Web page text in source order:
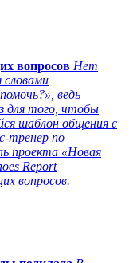
вопросов Нет
словами
ведь
для того, чтобы
шаблон общения с
тренер по
проекта «Новая
Report
вопросов.